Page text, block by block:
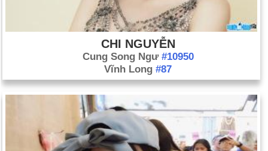
CHI NGUYỄN
Cung Song Ngư #10950
Vĩnh Long #87